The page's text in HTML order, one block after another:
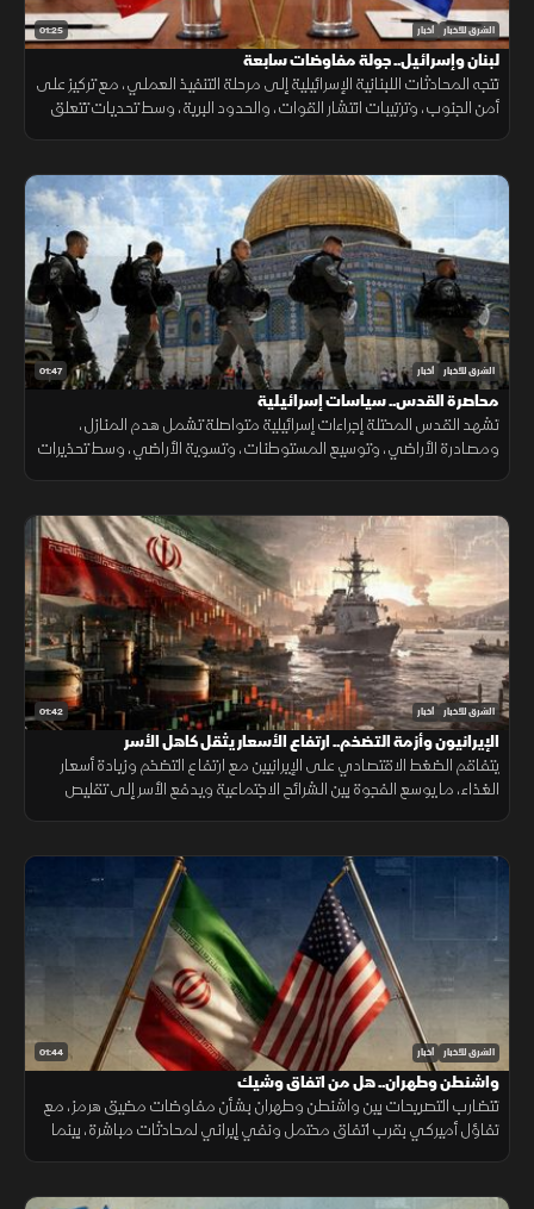
01:25 الشرق للأخبار أخبار
لبنان وإسرائيل.. جولة مفاوضات سابعة
تتجه المحادثات اللبنانية الإسرائيلية إلى مرحلة التنفيذ العملي، مع تركيز على
أمن الجنوب، وترتيبات انتشار القوات، والحدود البرية، وسط تحديات تتعلق
01:47 الشرق للأخبار أخبار
محاصرة القدس.. سياسات إسرائيلية
تشهد القدس المحتلة إجراءات إسرائيلية متواصلة تشمل هدم المنازل،
ومصادرة الأراضي، وتوسيع المستوطنات، وتسوية الأراضي، وسط تحذيرات
01:42 الشرق للأخبار أخبار
الإيرانيون وأزمة التضخم.. ارتفاع الأسعار يثقل كاهل الأسر
يتفاقم الضغط الاقتصادي على الإيرانيين مع ارتفاع التضخم وزيادة أسعار
الغذاء، ما يوسع الفجوة بين الشرائح الاجتماعية ويدفع الأسر إلى تقليص
01:44 الشرق للأخبار أخبار
واشنطن وطهران.. هل من اتفاق وشيك
تتضارب التصريحات بين واشنطن وطهران بشأن مفاوضات مضيق هرمز، مع
تفاؤل أميركي بقرب اتفاق محتمل ونفي إيراني لمحادثات مباشرة، بينما